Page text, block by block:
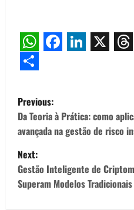
WhatsApp
Facebook
X
P
o
s
t
n
Previous:
Da Teoria à Prática: como
avançada na gestão de risco
Next:
Gestão Inteligente de
Superam Modelos Tradicionais